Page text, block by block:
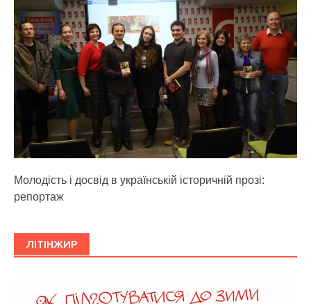
Молодість і досвід в українській історичній прозі:
репортаж
ЛІТІНЖИР